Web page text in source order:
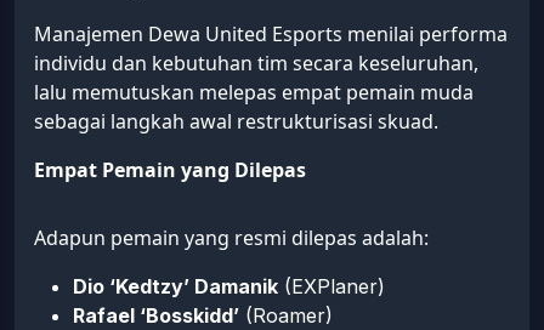
Manajemen Dewa United Esports menilai performa
individu dan kebutuhan tim secara keseluruhan,
lalu memutuskan melepas empat pemain muda
sebagai langkah awal restrukturisasi skuad.
Empat Pemain yang Dilepas
Adapun pemain yang resmi dilepas adalah:
Dio ‘Kedtzy’ Damanik (EXPlaner)
Rafael ‘Bosskidd’ (Roamer)